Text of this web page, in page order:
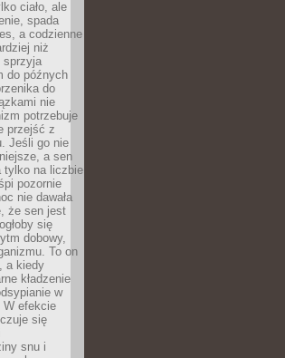
ciało, ale
spada
a codzienne
niż
sprzyja
do późnych
do
nie
potrzebuje
przejść z
Jeśli go nie
a sen
tylko na liczbie
pozornie
nie dawała
że sen jest
się
dobowy,
To on
a kiedy
kładzenie
w
W efekcie
się
snu i